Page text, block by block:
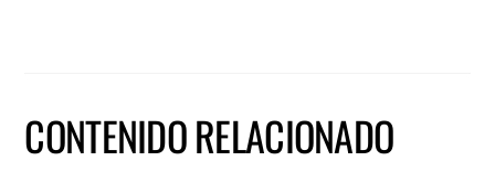
CONTENIDO RELACIONADO